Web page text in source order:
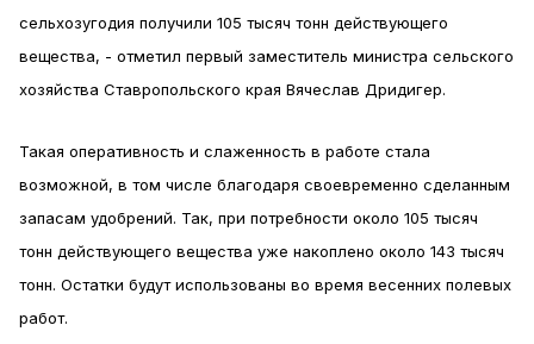
сельхозугодия получили 105 тысяч тонн действующего
вещества, - отметил первый заместитель министра сельского
хозяйства Ставропольского края Вячеслав Дридигер.
Такая оперативность и слаженность в работе стала
возможной, в том числе благодаря своевременно сделанным
запасам удобрений. Так, при потребности около 105 тысяч
тонн действующего вещества уже накоплено около 143 тысяч
тонн. Остатки будут использованы во время весенних полевых
работ.